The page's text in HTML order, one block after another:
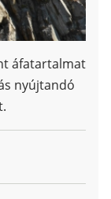
áfatartalmat
nyújtandó